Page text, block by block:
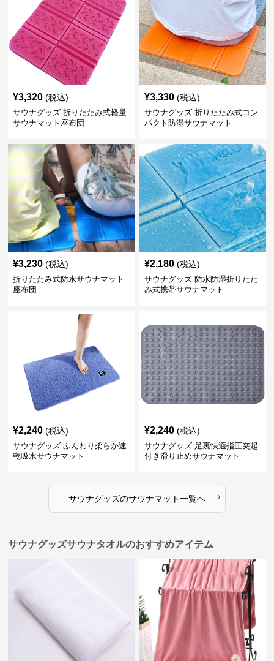
¥3,320 (税込)
サウナグッズ 折りたたみ式軽量
サウナマット座布団
¥3,330 (税込)
サウナグッズ 折りたたみ式コン
パクト防湿サウナマット
¥3,230 (税込)
折りたたみ式防水サウナマット
座布団
¥2,180 (税込)
サウナグッズ 防水防湿折りたた
み式携帯サウナマット
¥2,240 (税込)
サウナグッズ ふんわり柔らか速
乾吸水サウナマット
¥2,240 (税込)
サウナグッズ 足裏快適指圧突起
付き滑り止めサウナマット
サウナグッズのサウナマット一覧へ ›
サウナグッズサウナタオルのおすすめアイテム